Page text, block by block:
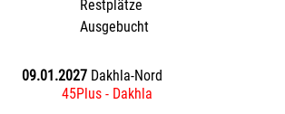
Restplätze
Ausgebucht
09.01.2027 Dakhla-Nord
45Plus - Dakhla